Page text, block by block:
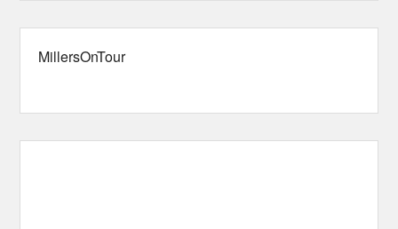
MillersOnTour